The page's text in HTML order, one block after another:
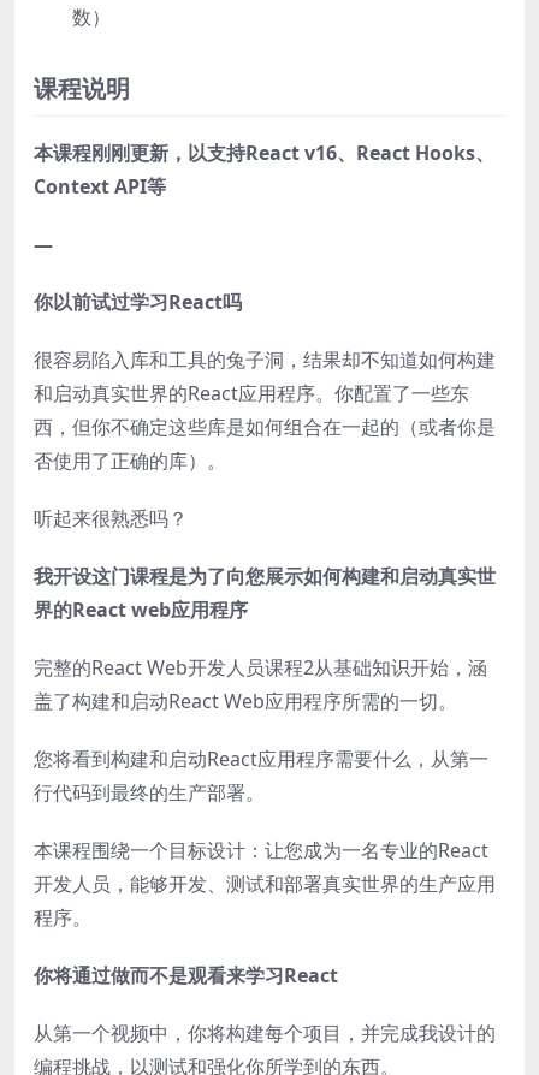
数）
课程说明
本课程刚刚更新，以支持React v16、React Hooks、
Context API等
—
你以前试过学习React吗
很容易陷入库和工具的兔子洞，结果却不知道如何构建
和启动真实世界的React应用程序。你配置了一些东
西，但你不确定这些库是如何组合在一起的（或者你是
否使用了正确的库）。
听起来很熟悉吗？
我开设这门课程是为了向您展示如何构建和启动真实世
界的React web应用程序
完整的React Web开发人员课程2从基础知识开始，涵
盖了构建和启动React Web应用程序所需的一切。
您将看到构建和启动React应用程序需要什么，从第一
行代码到最终的生产部署。
本课程围绕一个目标设计：让您成为一名专业的React
开发人员，能够开发、测试和部署真实世界的生产应用
程序。
你将通过做而不是观看来学习React
从第一个视频中，你将构建每个项目，并完成我设计的
编程挑战，以测试和强化你所学到的东西。